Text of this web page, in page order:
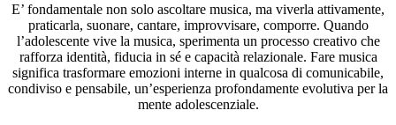
E’ fondamentale non solo ascoltare musica, ma viverla attivamente,
praticarla, suonare, cantare, improvvisare, comporre. Quando
l’adolescente vive la musica, sperimenta un processo creativo che
rafforza identità, fiducia in sé e capacità relazionale. Fare musica
significa trasformare emozioni interne in qualcosa di comunicabile,
condiviso e pensabile, un’esperienza profondamente evolutiva per la
mente adolescenziale.